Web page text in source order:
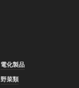
電化製品
野菜類